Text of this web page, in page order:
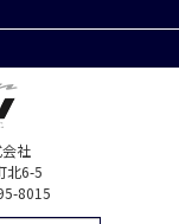
社
北6-5
8015